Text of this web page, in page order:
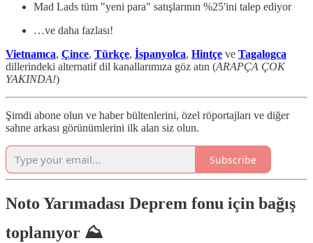
Mad Lads tüm "yeni para" satışlarının %25'ini talep ediyor
…ve daha fazlası!
Vietnamca, Çince, Türkçe, İspanyolca, Hintçe ve Tagalogca
dillerindeki alternatif dil kanallarımıza göz atın (ARAPÇA ÇOK
YAKINDA!)
Şimdi abone olun ve haber bültenlerini, özel röportajları ve diğer
sahne arkası görünümlerini ilk alan siz olun.
Subscribe
Noto Yarımadası Deprem fonu için bağış
toplanıyor ⛰️